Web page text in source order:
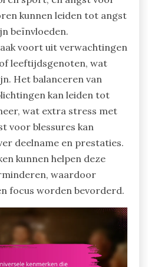
kunnen leiden tot angst
beïnvloeden.
voort uit verwachtingen
leeftijdsgenoten, wat
Het balanceren van
kan leiden tot
wat extra stress met
voor blessures kan
deelname en prestaties.
kunnen helpen deze
waardoor
focus worden bevorderd.